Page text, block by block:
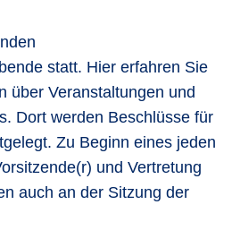
statt. Hier erfahren Sie
über Veranstaltungen und
Dort werden Beschlüsse für
Zu Beginn eines jeden
und Vertretung
auch an der Sitzung der